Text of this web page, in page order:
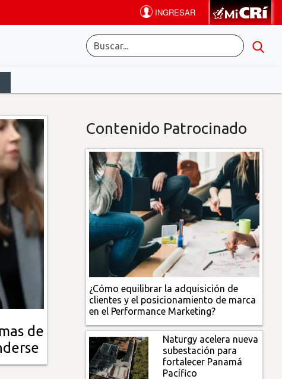
de
Contenido Patrocinado
¿Cómo equilibrar la adquisición de
clientes y el posicionamiento de marca
en el Performance Marketing?
Naturgy acelera nueva
subestación para
fortalecer Panamá
Pacífico